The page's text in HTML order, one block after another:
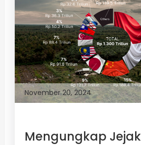
November 20, 2024
Mengungkap Jejak